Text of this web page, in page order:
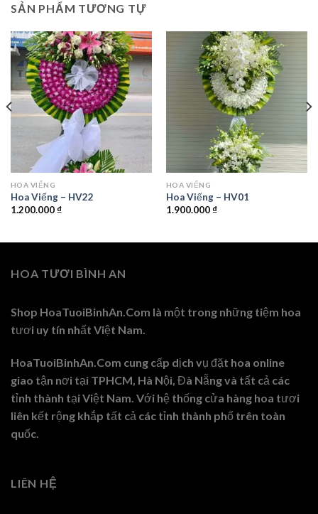
SẢN PHẨM TƯƠNG TỰ
HOA VIẾNG
Hoa Viếng – HV22
1.200.000₫
HOA VIẾNG
Hoa Viếng – HV01
1.900.000₫
HOA TƯƠI BÌNH AN
Shop HoaTuoiBinhAn.Com là một trong những tiệm hoa
tươi uy tín nhất Việt Nam.
HoaTuoiBinhAn.Com cung cấp dịch vụ đặt hoa online
giao tận nơi tại TPHCM, Hà Nội, Đà Nẵng và tất cả các
tỉnh thành tại Việt Nam. Với hệ thống cửa hàng hoa tươi
liên kết rộng khắp tất cả các tỉnh thành phố trên toàn
quốc.
LIÊN HỆ